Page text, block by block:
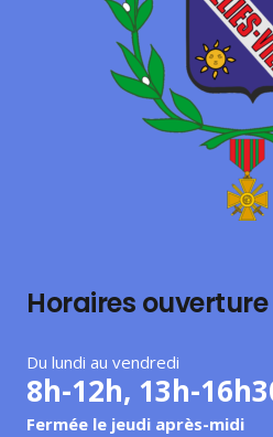
Horaires
Du lundi au vendredi
8h-12h, 13h-
Fermée le jeudi après-midi